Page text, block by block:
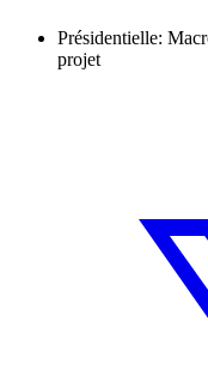
Présidentielle:
projet